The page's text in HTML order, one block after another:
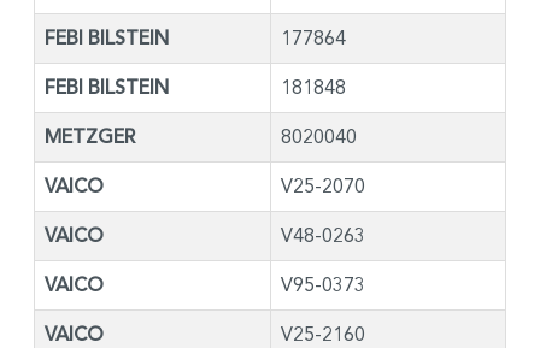
FEBI BILSTEIN 177864
FEBI BILSTEIN 181848
METZGER 8020040
VAICO V25-2070
VAICO V48-0263
VAICO V95-0373
VAICO V25-2160